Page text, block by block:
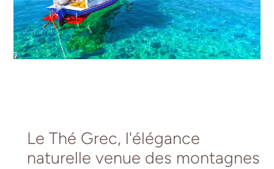
Le Thé Grec, l'élégance
naturelle venue des montagnes